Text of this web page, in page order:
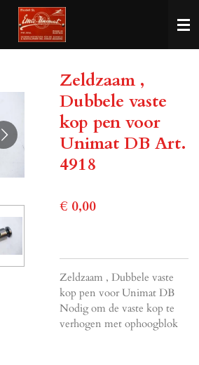
Zeldzaam ,
Dubbele vaste
kop pen voor
Unimat DB Art.
4918
€ 0,00
Zeldzaam , Dubbele vaste
kop pen voor Unimat DB
Nodig om de vaste kop te
verhogen met ophoogblok